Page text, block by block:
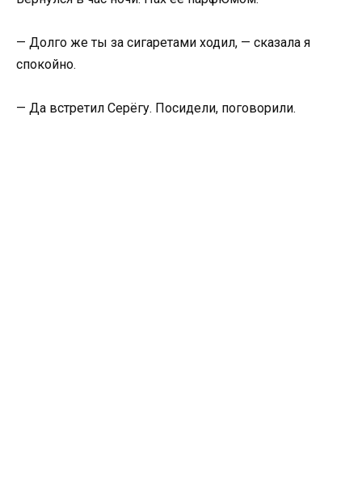
— Долго же ты за сигаретами ходил, — сказала я
спокойно.
— Да встретил Серёгу. Посидели, поговорили.